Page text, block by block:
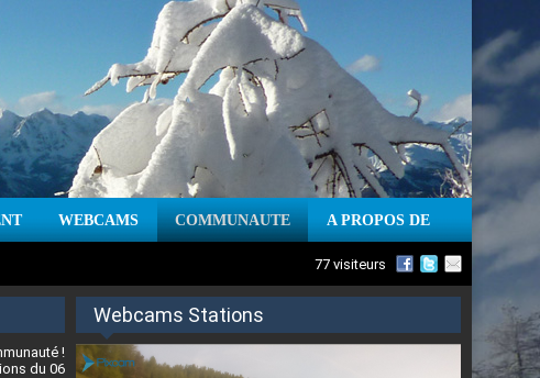
WEBCAMS COMMUNAUTE A PROPOS DE
77 visiteurs
!
du 06
Webcams Stations